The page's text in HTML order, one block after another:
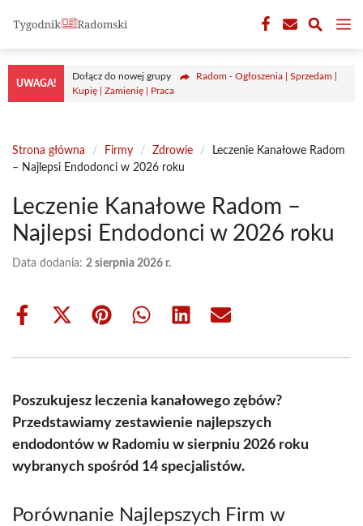
treści
UWAGA!
Dołącz do nowej grupy
Radom - Ogłoszenia | Sprzedam |
Kupię | Zamienię | Praca
Strona główna / Firmy / Zdrowie /
Leczenie Kanałowe Radom
– Najlepsi Endodonci w 2026 roku
Leczenie Kanałowe Radom –
Najlepsi Endodonci w 2026 roku
Data dodania: 2 sierpnia 2026 r.
Share
Share
(Twitter)
Share Share Share Share
Poszukujesz leczenia kanałowego zębów?
Przedstawiamy zestawienie najlepszych
endodontów w Radomiu w sierpniu 2026 roku
wybranych spośród 14 specjalistów.
Porównanie Najlepszych Firm w